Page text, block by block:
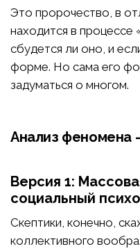
Это пророчество, в
находится в процессе
сбудется ли оно, и
форме. Но сама его
задуматься о многом.
Анализ феномена
Версия 1:
социальный
Скептики, конечно,
коллективного